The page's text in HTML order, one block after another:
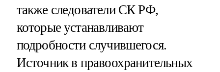
также следователи СК РФ,
которые устанавливают
подробности случившегося.
Источник в правоохранительных